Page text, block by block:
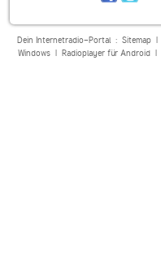
Dein Internetradio-Portal : Sitemap|
Windows| Radioplayer für Android|